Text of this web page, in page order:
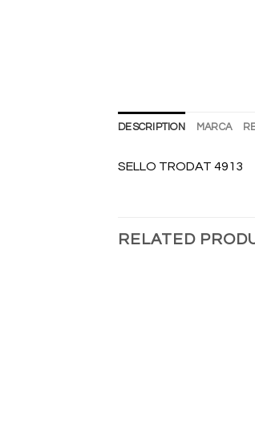
DESCRIPTION MARCA
SELLO TRODAT 4913
RELATED